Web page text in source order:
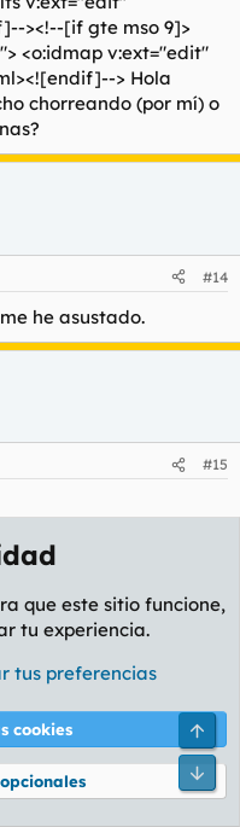
#14
he asustado.
#15
y palmadas
#16
que este sitio funcione,
tu experiencia.
tus preferencias
cookies
Pie